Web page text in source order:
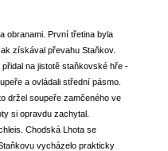
obranami. První třetina byla
získával převahu Staňkov.
na jistotě staňkovské hře -
a ovládali střední pásmo.
držel soupeře zamčeného ve
si opravdu zachytal.
Chodská Lhota se
vycházelo prakticky